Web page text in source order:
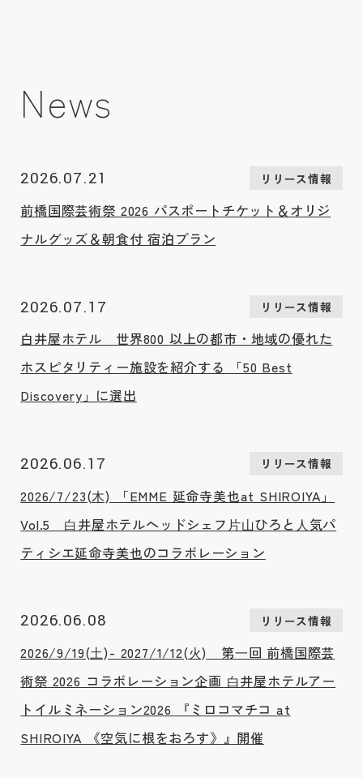
News
2026.07.21 リリース情報
前橋国際芸術祭 2026 パスポートチケット＆オリジ
ナルグッズ＆朝食付 宿泊プラン
2026.07.17 リリース情報
白井屋ホテル 世界800 以上の都市・地域の優れた
ホスピタリティー施設を紹介する 「50 Best
Discovery」に選出
2026.06.17 リリース情報
2026/7/23(⽊) 「EMME 延命寺美也at SHIROIYA」
Vol.5 ⽩井屋ホテルヘッドシェフ⽚⼭ひろと⼈気パ
ティシエ延命寺美也のコラボレーション
2026.06.08 リリース情報
2026/9/19(⼟)- 2027/1/12(⽕) 第⼀回 前橋国際芸
術祭 2026 コラボレーション企画 ⽩井屋ホテルアー
トイルミネーション2026 『ミロコマチコ at
SHIROIYA 《空気に根をおろす》』開催